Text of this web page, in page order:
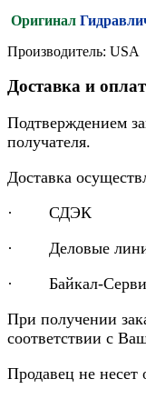
Оригинал
Производитель: USA
Доставка и
Подтверждением
получателя.
Доставка
· СДЭК
· Деловые
· Байкал-Сервис
При получении
соответствии с
Продавец не несет